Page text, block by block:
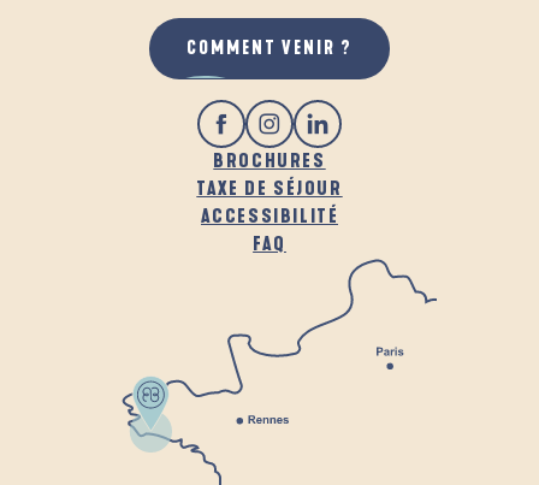
BROCHURES
TAXE DE SÉJOUR
ACCESSIBILITÉ
FAQ
COMMENT VENIR ?